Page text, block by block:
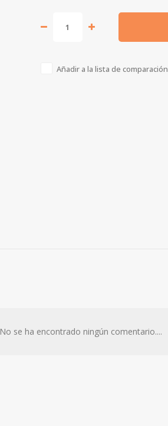
Añadir a la lista de comparación
No se ha encontrado ningún comentario....